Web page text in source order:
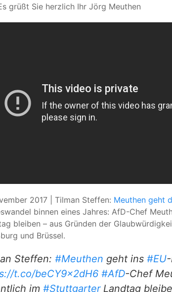
grüßt Sie herzlich Ihr Jörg Meuthen
2017 | Tilman Steffen: Meuthen geht
binnen eines Jahres: AfD-Chef
bleiben – aus Gründen der
und Brüssel.
Steffen: #Meuthen geht ins #EU
t.co/beCY9x2dH6 #AfD-Chef
im #StuttgarterLandtag